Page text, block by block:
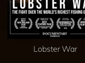
Lobster War